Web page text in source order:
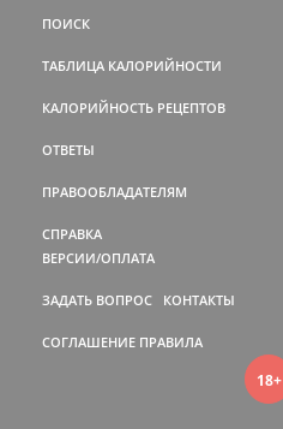
ПОИСК
ТАБЛИЦА КАЛОРИЙНОСТИ
КАЛОРИЙНОСТЬ РЕЦЕПТОВ
ОТВЕТЫ
ПРАВООБЛАДАТЕЛЯМ
СПРАВКА
ВЕРСИИ/ОПЛАТА
ЗАДАТЬ ВОПРОС КОНТАКТЫ
СОГЛАШЕНИЕ ПРАВИЛА
18+